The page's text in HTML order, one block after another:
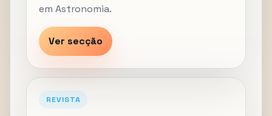
em Astronomia.
Ver secção
REVISTA